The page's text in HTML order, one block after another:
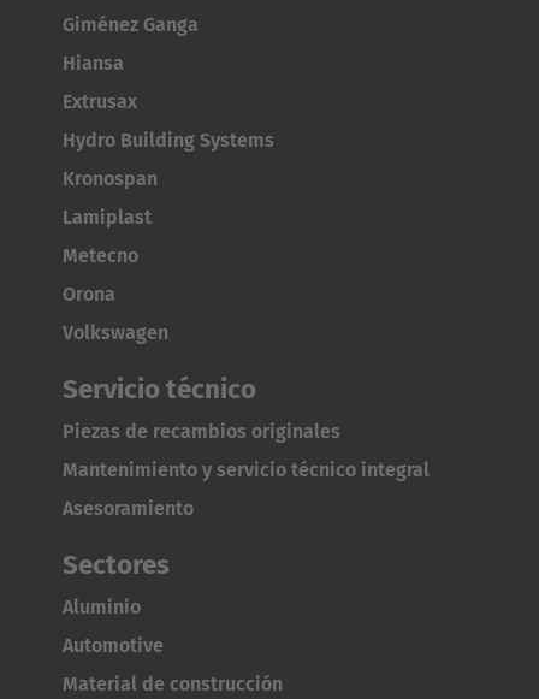
ASIA/PACIFIC
Japan
Japanese
Giménez Ganga
Hiansa
Extrusax
Hydro Building Systems
Kronospan
Lamiplast
Metecno
Orona
Volkswagen
Servicio técnico
Piezas de recambios originales
Mantenimiento y servicio técnico integral
Asesoramiento
Sectores
Aluminio
Automotive
Material de construcción